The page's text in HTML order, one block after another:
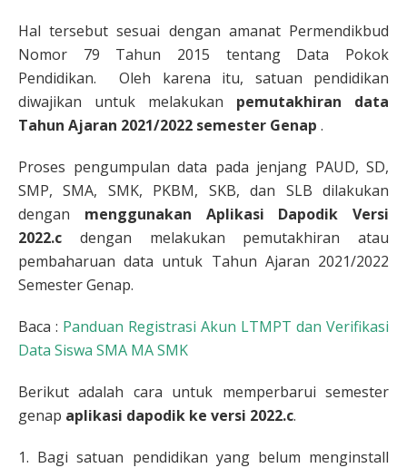
Hal tersebut sesuai dengan amanat Permendikbud
Nomor 79 Tahun 2015 tentang Data Pokok
Pendidikan. Oleh karena itu, satuan pendidikan
diwajikan untuk melakukan pemutakhiran data
Tahun Ajaran 2021/2022 semester Genap .
Proses pengumpulan data pada jenjang PAUD, SD,
SMP, SMA, SMK, PKBM, SKB, dan SLB dilakukan
dengan menggunakan Aplikasi Dapodik Versi
2022.c dengan melakukan pemutakhiran atau
pembaharuan data untuk Tahun Ajaran 2021/2022
Semester Genap.
Baca : Panduan Registrasi Akun LTMPT dan Verifikasi
Data Siswa SMA MA SMK
Berikut adalah cara untuk memperbarui semester
genap aplikasi dapodik ke versi 2022.c.
1. Bagi satuan pendidikan yang belum menginstall